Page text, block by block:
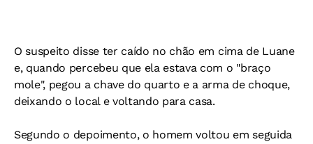
O suspeito disse ter caído no chão em cima de Luane
e, quando percebeu que ela estava com o "braço
mole", pegou a chave do quarto e a arma de choque,
deixando o local e voltando para casa.
Segundo o depoimento, o homem voltou em seguida